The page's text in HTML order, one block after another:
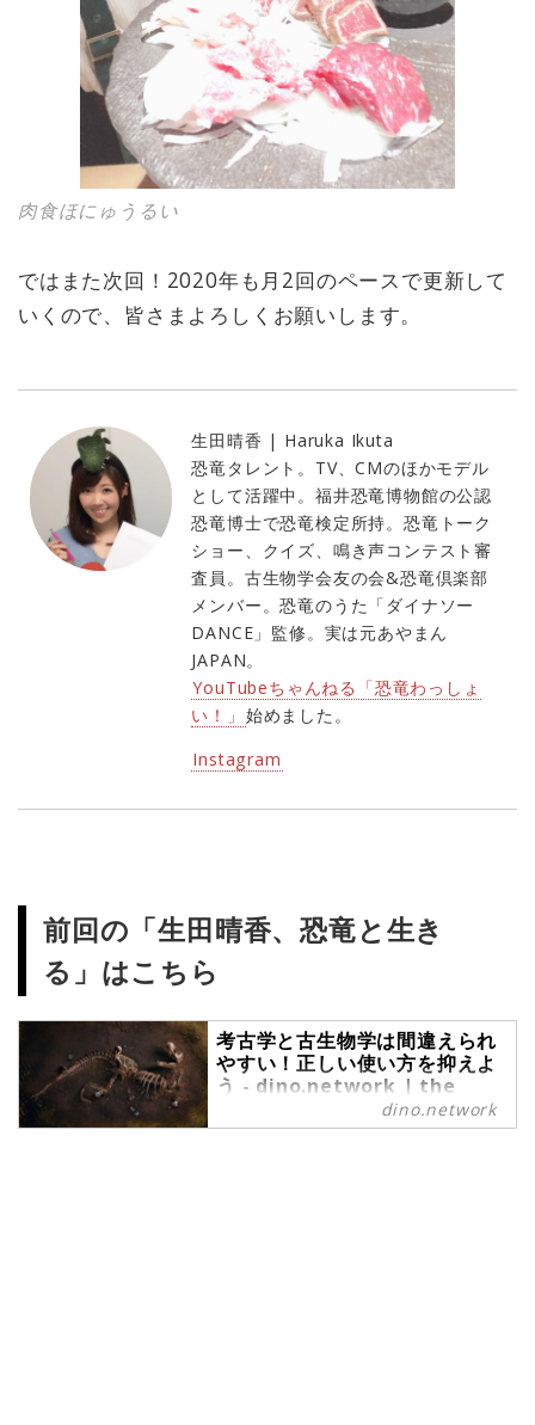
肉食ほにゅうるい
ではまた次回！2020年も月2回のペースで更新して
いくので、皆さまよろしくお願いします。
生田晴香 | Haruka Ikuta
恐竜タレント。TV、CMのほかモデル
として活躍中。福井恐竜博物館の公認
恐竜博士で恐竜検定所持。恐竜トーク
ショー、クイズ、鳴き声コンテスト審
査員。古生物学会友の会&恐竜倶楽部
メンバー。恐竜のうた「ダイナソー
DANCE」監修。実は元あやまん
JAPAN。
YouTubeちゃんねる「恐竜わっしょ
い！」 始めました。
Instagram
前回の「生田晴香、恐竜と生き
る」はこちら
考古学と古生物学は間違えられ
やすい！正しい使い方を抑えよ
う - dino.network | the
premium web magazine
for the Power People by
dino.network